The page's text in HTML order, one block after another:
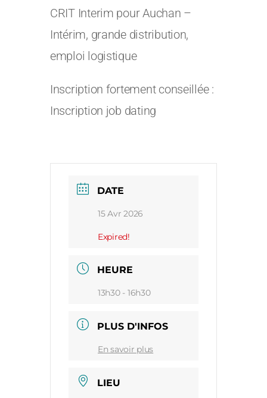
CRIT Interim pour Auchan –
Intérim, grande distribution,
emploi logistique
Inscription fortement conseillée :
Inscription job dating
DATE
15 Avr 2026
Expired!
HEURE
13h30 - 16h30
PLUS D'INFOS
En savoir plus
LIEU